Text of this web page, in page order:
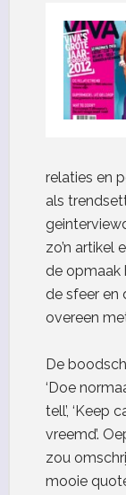
relaties en
als
zo’n artikel
de opmaak
de sfeer en
overeen
De
‘Doe
tell’, ‘Keep
vreemd’.
zou
mooie